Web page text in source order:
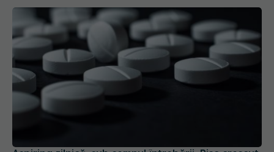
de deces prin cancer